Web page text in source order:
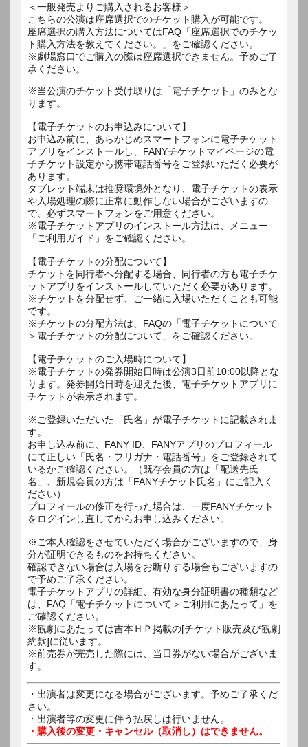
＜一般発売よりご購入されるお客様＞
こちらの公演は座席選択でのチケット購入が可能です。
座席選択の購入方法についてはFAQ「座席選択でのチケッ
ト購入方法を教えてください。」をご確認ください。
※劇場窓口でご購入の際は座席選択できません。予めご了
承ください。
※当公演のチケット受け取りは「電子チケット」のみとな
ります。
【電子チケットのお申込みについて】
お申込み前に、あらかじめスマートフォンに電子チケット
アプリをインストールし、FANYチケットマイページの電
子チケット設定から携帯電話番号をご登録いただく必要が
あります。
タブレット端末は推奨環境外となり、電子チケットの表示
や入場処理の際に正常に動作しない場合がございますの
で、必ずスマートフォンをご用意ください。
※電子チケットアプリのインストール方法は、メニュー
「ご利用ガイド」をご確認ください。
【電子チケットの分配について】
チケットを同行者へ分配する場合、同行者の方も電子チケ
ットアプリをインストールしていただく必要があります。
※チケットを分配せず、ご一緒に入場いただくことも可能
です。
※チケットの分配方法は、FAQの「電子チケットについて
＞電子チケットの分配について」をご確認ください。
【電子チケットのご入場時について】
※電子チケットの発券開始日時は公演3日前10:00以降とな
ります。発券開始日時を迎えた後、電子チケットアプリに
チケットが表示されます。
※ご登録いただいた「氏名」が電子チケットに記載されま
す。
お申し込み前に、FANY ID、FANYアプリのプロフィール
にて正しい「氏名・フリガナ・電話番号」をご登録されて
いるかご確認ください。（既存会員の方は「配送先氏
名」、新規会員の方は「FANYチケット氏名」にご記入く
ださい）
プロフィールの修正を行った場合は、一度FANYチケット
をログインし直してからお申し込みください。
※ご本人確認をさせていただく場合がございますので、身
分が証明できるものをお持ちください。
確認できない場合は入場をお断りする場合もございますの
で予めご了承ください。
電子チケットアプリの詳細、有効な身分証明書の種類など
は、FAQ「電子チケットについて＞ご利用にあたって」を
ご確認ください。
※観劇にあたっては吉本ＨＰ掲載の[チケット販売及び観劇
約款]に従います。
※前売券が完売した際には、当日券がない場合がございま
す。
・出演者は変更になる場合がございます。予めご了承くだ
さい。
・出演者等の変更に伴う払戻しは行いません。
・購入後の変更・キャンセル（取消し）はできません。